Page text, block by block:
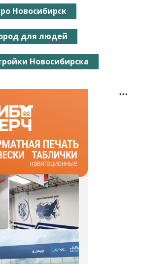
Новосибирск
для людей
Новосибирска